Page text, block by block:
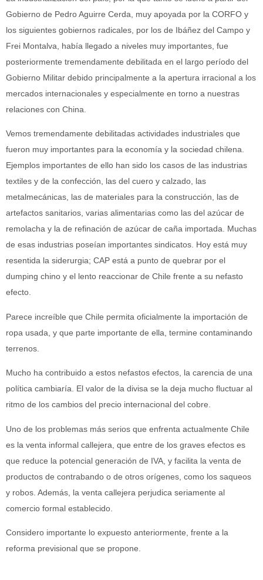
Gobierno de Pedro Aguirre Cerda, muy apoyada por la CORFO y
los siguientes gobiernos radicales, por los de Ibáñez del Campo y
Frei Montalva, había llegado a niveles muy importantes, fue
posteriormente tremendamente debilitada en el largo período del
Gobierno Militar debido principalmente a la apertura irracional a los
mercados internacionales y especialmente en torno a nuestras
relaciones con China.
Vemos tremendamente debilitadas actividades industriales que
fueron muy importantes para la economía y la sociedad chilena.
Ejemplos importantes de ello han sido los casos de las industrias
textiles y de la confección, las del cuero y calzado, las
metalmecánicas, las de materiales para la construcción, las de
artefactos sanitarios, varias alimentarias como las del azúcar de
remolacha y la de refinación de azúcar de caña importada. Muchas
de esas industrias poseían importantes sindicatos. Hoy está muy
resentida la siderurgia; CAP está a punto de quebrar por el
dumping chino y el lento reaccionar de Chile frente a su nefasto
efecto.
Parece increíble que Chile permita oficialmente la importación de
ropa usada, y que parte importante de ella, termine contaminando
terrenos.
Mucho ha contribuido a estos nefastos efectos, la carencia de una
política cambiaría. El valor de la divisa se la deja mucho fluctuar al
ritmo de los cambios del precio internacional del cobre.
Uno de los problemas más serios que enfrenta actualmente Chile
es la venta informal callejera, que entre de los graves efectos es
que reduce la potencial generación de IVA, y facilita la venta de
productos de contrabando o de otros orígenes, como los saqueos
y robos. Además, la venta callejera perjudica seriamente al
comercio formal establecido.
Considero importante lo expuesto anteriormente, frente a la
reforma previsional que se propone.